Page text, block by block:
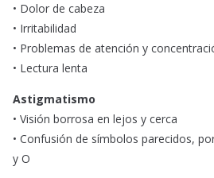
• Dolor de cabeza
• Irritabilidad
• Problemas de atención y
• Lectura lenta
Astigmatismo
• Visión borrosa en lejos y cerca
• Confusión de símbolos parecidos,
y O